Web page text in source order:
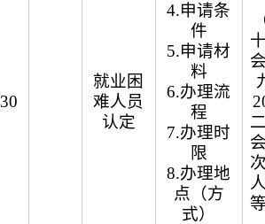
30
就业困
难人员
认定
4.申请条
件
5.申请材
料
6.办理流
程
7.办理时
限
8.办理地
点（方
式）